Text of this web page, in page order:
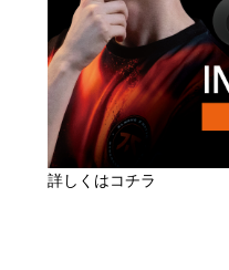
詳しくはコチラ